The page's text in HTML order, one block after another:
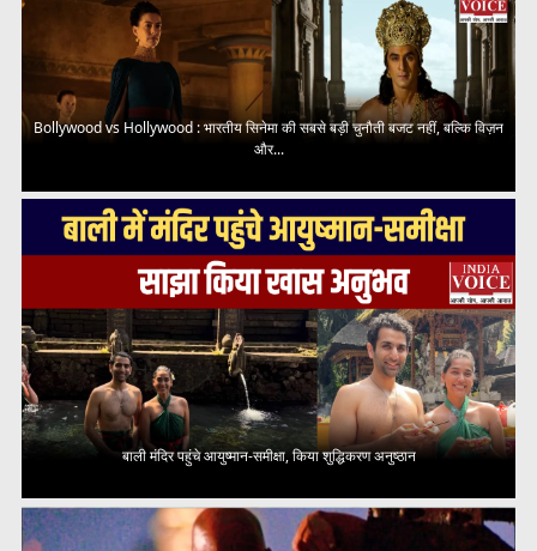
Bollywood vs Hollywood : भारतीय सिनेमा की सबसे बड़ी चुनौती बजट नहीं, बल्कि विज़न
और...
बाली मंदिर पहुंचे आयुष्मान-समीक्षा, किया शुद्धिकरण अनुष्ठान